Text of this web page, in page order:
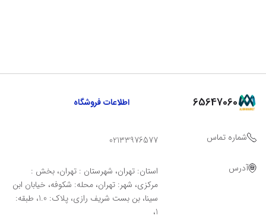
65647060 اطلاعات فروشگاه
شماره تماس 02133976577
آدرس
استان: تهران، شهرستان : تهران، بخش :
مرکزی، شهر: تهران، محله: شکوفه، خیابان ابن
سینا، بن بست شریف رازی، پلاک: 1.0، طبقه:
1،